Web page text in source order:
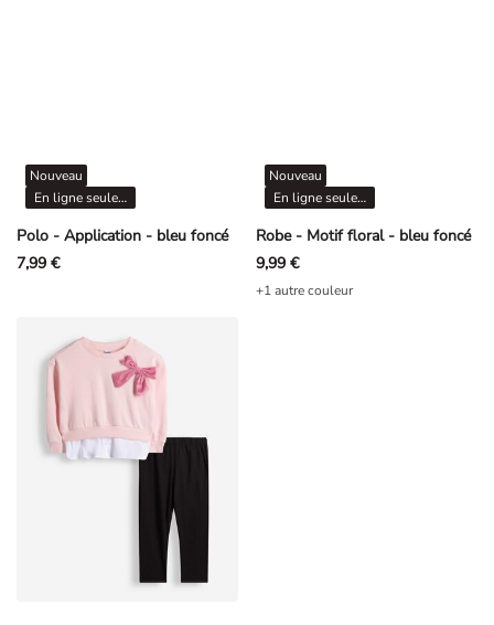
Polo - Application - bleu foncé
Nouveau
En ligne seulement
7,99 €
Robe - Motif floral - bleu foncé
Nouveau
En ligne seulement
9,99 €
+1 autre couleur